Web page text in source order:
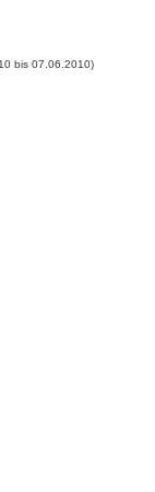
bis 07.06.2010)